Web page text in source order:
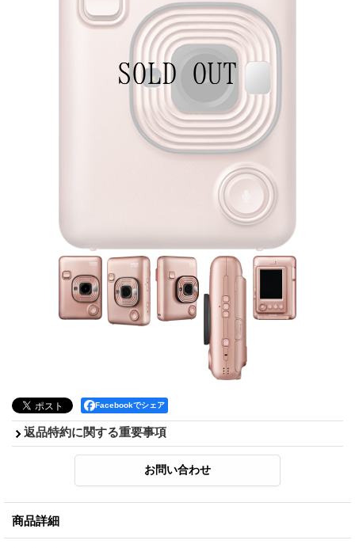
Facebookでシェア
返品特約に関する重要事項
商品詳細